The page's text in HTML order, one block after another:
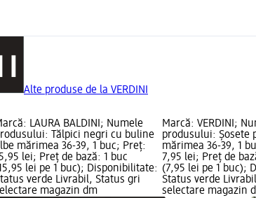
Alte produse de la VERDINI
LAURA BALDINI; Numele
Tălpici negri cu buline
mărimea 36-39, 1 buc; Preț:
lei; Preț de bază: 1 buc
lei pe 1 buc); Disponibilitate:
verde Livrabil, Status gri
magazin dm
Marcă: VERDINI;
produsului: Șosete
mărimea 36-39, 1
7,95 lei; Preț de
(7,95 lei pe 1 buc);
Status verde
selectare magazin